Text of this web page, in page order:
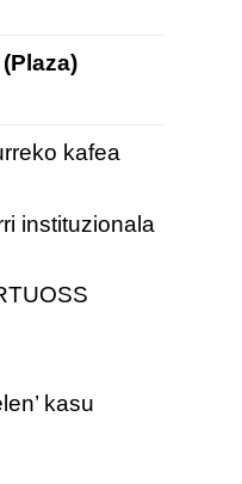
kafea
instituzionala
kasu